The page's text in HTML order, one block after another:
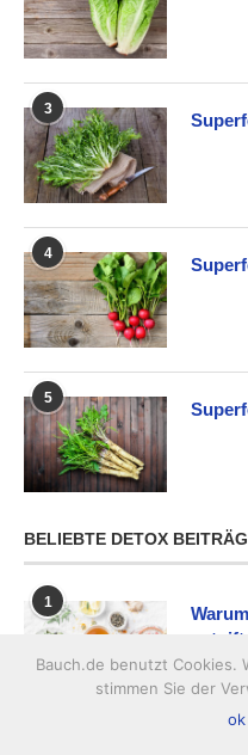
3
4
5
BELIEBTE DETOX
1
Bauch.de benutzt Cookies.
stimmen Sie der
ok